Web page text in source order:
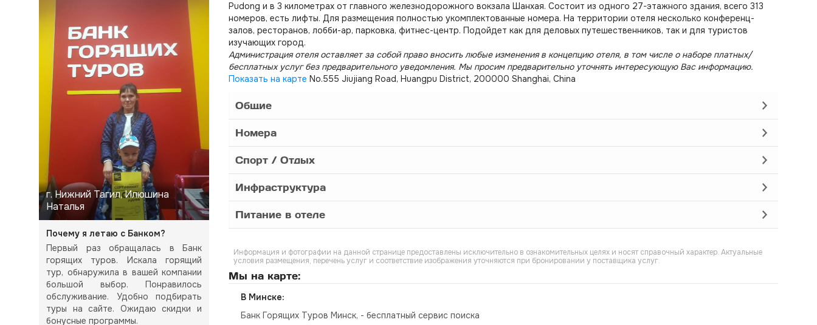
г. Нижний Тагил, Илюшина
Наталья
Почему я летаю с Банком?
Первый раз обращалась в Банк
горящих туров. Искала горящий
тур, обнаружила в вашей компании
большой выбор. Понравилось
обслуживание. Удобно подбирать
туры на сайте. Ожидаю скидки и
бонусные программы.
Pudong и в 3 километрах от главного железнодорожного вокзала Шанхая. Состоит из одного 27-этажного здания, всего 313
номеров, есть лифты. Для размещения полностью укомплектованные номера. На территории отеля несколько конференц-
залов, ресторанов, лобби-ар, парковка, фитнес-центр. Подойдет как для деловых путешественников, так и для туристов
изучающих город.
Администрация отеля оставляет за собой право вносить любые изменения в концепцию отеля, в том числе о наборе платных/
бесплатных услуг без предварительного уведомления. Мы просим предварительно уточнять интересующую Вас информацию.
Показать на карте No.555 Jiujiang Road, Huangpu District, 200000 Shanghai, China
Общие
Номера
Спорт / Отдых
Инфраструктура
Питание в отеле
Информация и фотографии на данной странице предоставлены исключительно в ознакомительных целях и носят справочный характер. Актуальные
условия размещения, перечень услуг и соответствие изображения уточняются при бронировании у поставщика услуг.
Мы на карте:
В Минске:
Банк Горящих Туров Минск, - бесплатный сервис поиска